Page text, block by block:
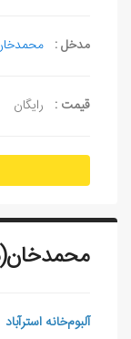
مدخل :
قیمت : رایگان
آلبوم‌خانه استرآباد